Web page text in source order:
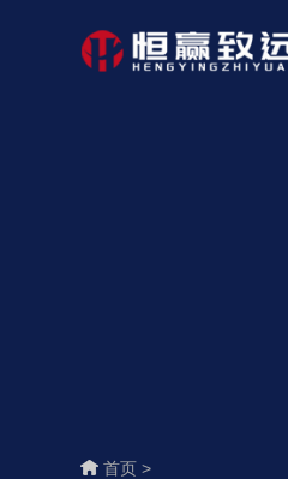
首页 >